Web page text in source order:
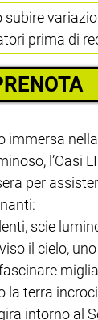
subire
prima di
immersa
l’Oasi
per
scie
il cielo,
la terra
intorno al